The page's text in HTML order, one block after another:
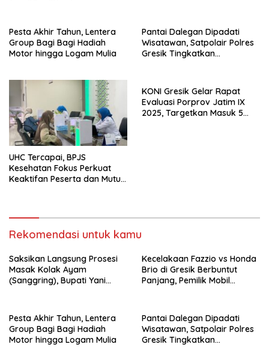
Pesta Akhir Tahun, Lentera
Group Bagi Bagi Hadiah
Motor hingga Logam Mulia
Pantai Dalegan Dipadati
Wisatawan, Satpolair Polres
Gresik Tingkatkan
UHC Tercapai, BPJS
Kesehatan Fokus Perkuat
Keaktifan Peserta dan Mutu
KONI Gresik Gelar Rapat
Evaluasi Porprov Jatim IX
2025, Targetkan Masuk 5
Rekomendasi untuk kamu
Saksikan Langsung Prosesi
Masak Kolak Ayam
(Sanggring), Bupati Yani
Kecelakaan Fazzio vs Honda
Brio di Gresik Berbuntut
Panjang, Pemilik Mobil
Pesta Akhir Tahun, Lentera
Group Bagi Bagi Hadiah
Motor hingga Logam Mulia
Pantai Dalegan Dipadati
Wisatawan, Satpolair Polres
Gresik Tingkatkan